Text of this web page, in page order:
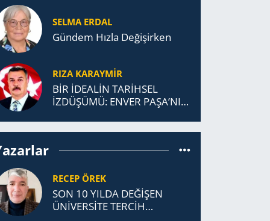
SELMA ERDAL
Gündem Hızla Değişirken
RIZA KARAYMIR
BİR İDEALİN TARİHSEL
İZDÜŞÜMÜ: ENVER PAŞA’NIN
MİRASI
RECEP ÖREK
SON 10 YILDA DEĞİŞEN
ÜNİVERSİTE TERCİH